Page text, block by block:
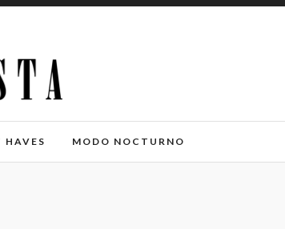
HAVES MODO NOCTURNO